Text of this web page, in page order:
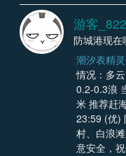
游客
防城港现在
潮汐表精
情况：多
0.2-0.3浪
米 推荐赶
23:59 (优)
村、白浪
意安全，